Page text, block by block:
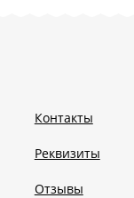
Контакты
Реквизиты
Отзывы